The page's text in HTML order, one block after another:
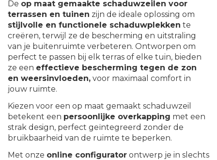
De op maat gemaakte schaduwzeilen voor
terrassen en tuinen zijn de ideale oplossing om
stijlvolle en functionele schaduwplekken te
creëren, terwijl ze de bescherming en uitstraling
van je buitenruimte verbeteren. Ontworpen om
perfect te passen bij elk terras of elke tuin, bieden
ze een effectieve bescherming tegen de zon
en weersinvloeden, voor maximaal comfort in
jouw ruimte.
Kiezen voor een op maat gemaakt schaduwzeil
betekent een persoonlijke overkapping met een
strak design, perfect geïntegreerd zonder de
bruikbaarheid van de ruimte te beperken.
Met onze online configurator ontwerp je in slechts